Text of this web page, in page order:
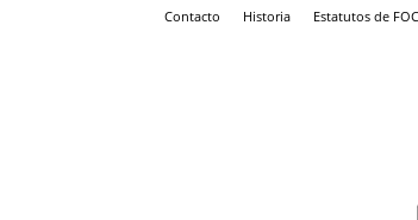
Contacto Historia Estatutos de